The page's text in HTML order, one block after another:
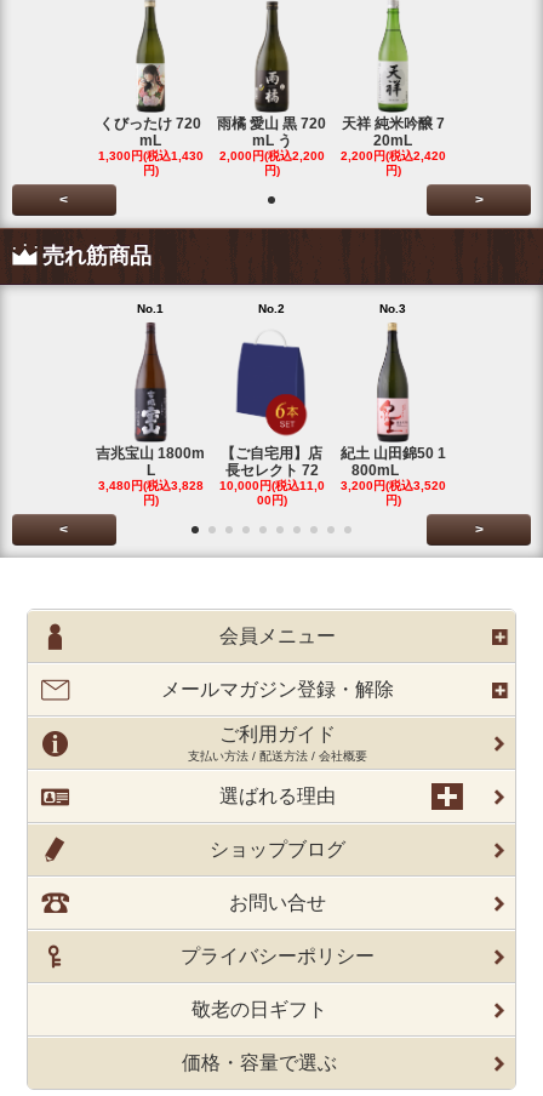
くびったけ 720
mL
1,300円(税込1,430
円)
雨橘 愛山 黒 720
mL う
2,000円(税込2,200
円)
天祥 純米吟醸 7
20mL
2,200円(税込2,420
円)
< >
売れ筋商品
No.1
吉兆宝山 1800m
L
3,480円(税込3,828
円)
No.2
【ご自宅用】店
長セレクト 72
10,000円(税込11,0
00円)
No.3
紀土 山田錦50 1
800mL
3,200円(税込3,520
円)
< >
会員メニュー
メールマガジン登録・解除
ご利用ガイド
支払い方法 / 配送方法 / 会社概要
選ばれる理由
ショップブログ
お問い合せ
プライバシーポリシー
敬老の日ギフト
価格・容量で選ぶ